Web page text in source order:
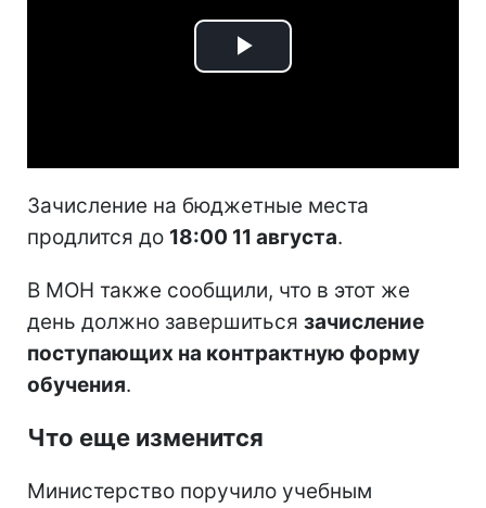
Play
Зачисление на бюджетные места
продлится до 18:00 11 августа.
В МОН также сообщили, что в этот же
день должно завершиться зачисление
поступающих на контрактную форму
обучения.
Что еще изменится
Министерство поручило учебным